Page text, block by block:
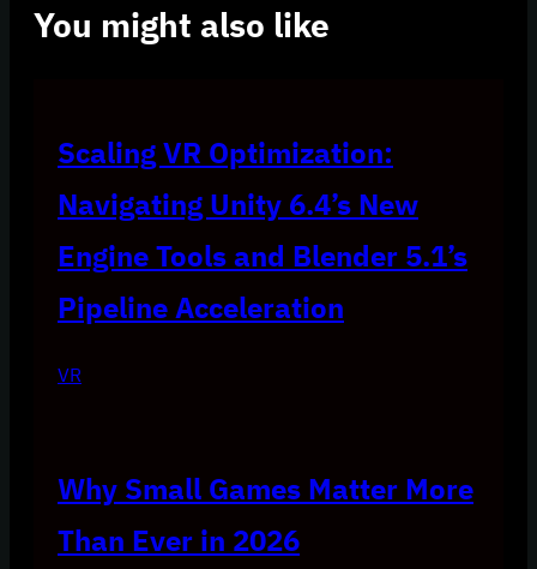
You might also like
Scaling VR Optimization:
Navigating Unity 6.4’s New
Engine Tools and Blender 5.1’s
Pipeline Acceleration
VR
Why Small Games Matter More
Than Ever in 2026